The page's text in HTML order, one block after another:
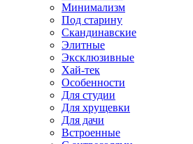
Минимализм
Под старину
Скандинавские
Элитные
Эксклюзивные
Хай-тек
Особенности
Для студии
Для хрущевки
Для дачи
Встроенные